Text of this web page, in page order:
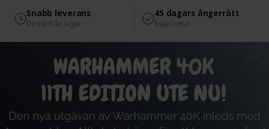
4.8
Läs omdömen på Google
Säker betalning
med Svea
Snabb leverans
Direkt från lager
45 dagars ångerrätt
Enkel retur